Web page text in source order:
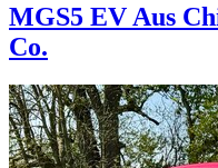
MGS5 EV Aus
Co.